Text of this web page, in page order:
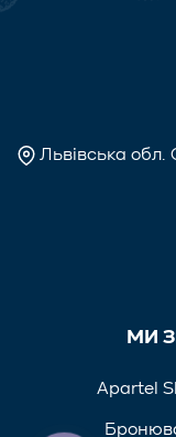
Львівська обл.
МИ
Apartel